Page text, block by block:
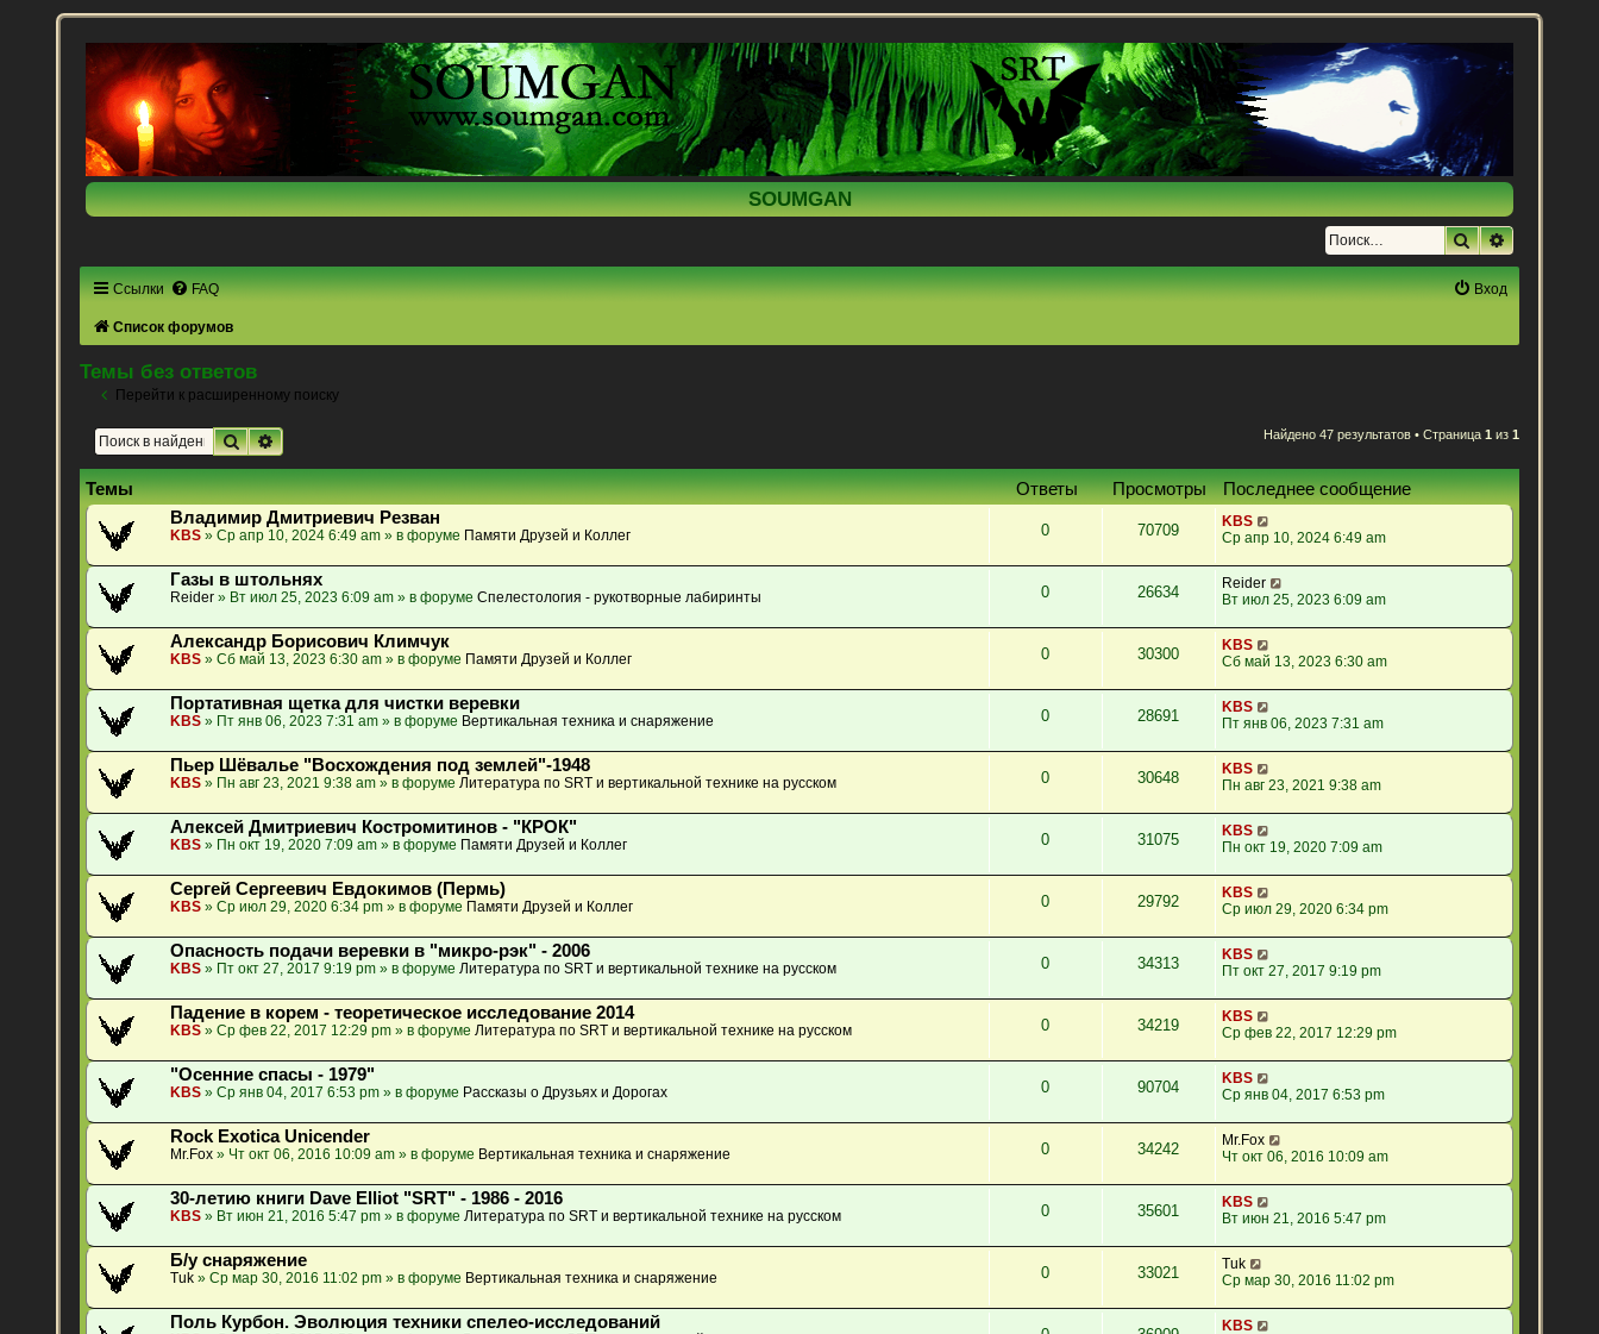
SOUMGAN
Поиск
Ссылки FAQ Вход
Список форумов
Темы без ответов
Перейти к расширенному поиску
ПоискРасширенный поиск Найдено 47 результатов • Страница 1 из 1
Темы Ответы Просмотры Последнее сообщение
Владимир Дмитриевич Резван
KBS » Ср апр 10, 2024 6:49 am » в форуме Памяти Друзей и Коллег 0 70709
KBS
Ср апр 10, 2024 6:49 am
Газы в штольнях
Reider » Вт июл 25, 2023 6:09 am » в форумеСпелестология - рукотворные лабиринты 0 26634
Reider
Вт июл 25, 2023 6:09 am
Александр Борисович Климчук
KBS » Сб май 13, 2023 6:30 am » в форуме Памяти Друзей и Коллег 0 30300
KBS
Сб май 13, 2023 6:30 am
Портативная щетка для чистки веревки
KBS » Пт янв 06, 2023 7:31 am » в форуме Вертикальная техника и снаряжение 0 28691
KBS
Пт янв 06, 2023 7:31 am
Пьер Шёвалье "Восхождения под землей"-1948
KBS » Пн авг 23, 2021 9:38 am » в форуме Литература по SRT и вертикальной технике на русском 0 30648
KBS
Пн авг 23, 2021 9:38 am
Алексей Дмитриевич Костромитинов - "КРОК"
KBS » Пн окт 19, 2020 7:09 am » в форуме Памяти Друзей и Коллег 0 31075
KBS
Пн окт 19, 2020 7:09 am
Сергей Сергеевич Евдокимов (Пермь)
KBS » Ср июл 29, 2020 6:34 pm » в форуме Памяти Друзей и Коллег 0 29792
KBS
Ср июл 29, 2020 6:34 pm
Опасность подачи веревки в "микро-рэк" - 2006
KBS » Пт окт 27, 2017 9:19 pm » в форуме Литература по SRT и вертикальной технике на русском 0 34313
KBS
Пт окт 27, 2017 9:19 pm
Падение в корем - теоретическое исследование 2014
KBS » Ср фев 22, 2017 12:29 pm » в форуме Литература по SRT и вертикальной технике на русском 0 34219
KBS
Ср фев 22, 2017 12:29 pm
"Осенние спасы - 1979"
KBS » Ср янв 04, 2017 6:53 pm » в форуме Рассказы о Друзьях и Дорогах 0 90704
KBS
Ср янв 04, 2017 6:53 pm
Rock Exotica Unicender
Mr.Fox » Чт окт 06, 2016 10:09 am » в форуме Вертикальная техника и снаряжение 0 34242
Mr.Fox
Чт окт 06, 2016 10:09 am
30-летию книги Dave Elliot "SRT" - 1986 - 2016
KBS » Вт июн 21, 2016 5:47 pm » в форуме Литература по SRT и вертикальной технике на русском 0 35601
KBS
Вт июн 21, 2016 5:47 pm
Б/у снаряжение
Tuk » Ср мар 30, 2016 11:02 pm » в форуме Вертикальная техника и снаряжение 0 33021
Tuk
Ср мар 30, 2016 11:02 pm
Поль Курбон. Эволюция техники спелео-исследований
KBS